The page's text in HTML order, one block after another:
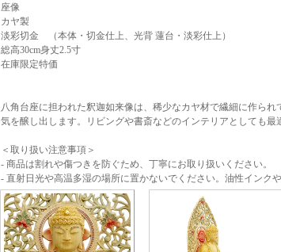
座像
カヤ製
淡彩切金 （本体・切金仕上、光背 蓮台・淡彩仕上）
総高30cm身丈2.5寸
在庫限定特価
八角台座に担われた釈迦如来像は、稀少なカヤ材で繊細に作ら
気を醸し出します。リビングや書斎などのインテリアとしても最
＜取り扱い注意事項＞
- 商品は割れや傷つきを防ぐため、丁寧にお取り扱いください。
- 直射日光や高温多湿の場所に置かないでください。油性インク